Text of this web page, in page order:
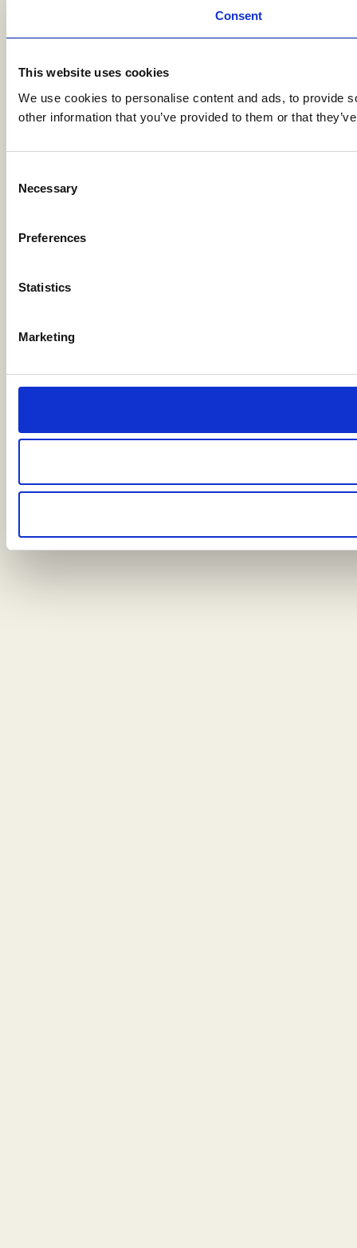
Consent
This website uses cookies
We use cookies to personalise content and ads, to provide
other information that you’ve provided to them or that
Selection
Necessary
Preferences
Statistics
Marketing